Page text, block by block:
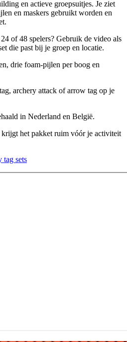
en actieve groepsuitjes. Je ziet
en maskers gebruikt worden en
of 48 spelers? Gebruik de video als
die past bij je groep en locatie.
drie foam-pijlen per boog en
archery attack of arrow tag op je
in Nederland en België.
krijgt het pakket ruim vóór je activiteit
tag sets